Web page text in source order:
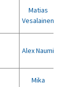
Matias
Vesalainen
Alex Naumi
Mika